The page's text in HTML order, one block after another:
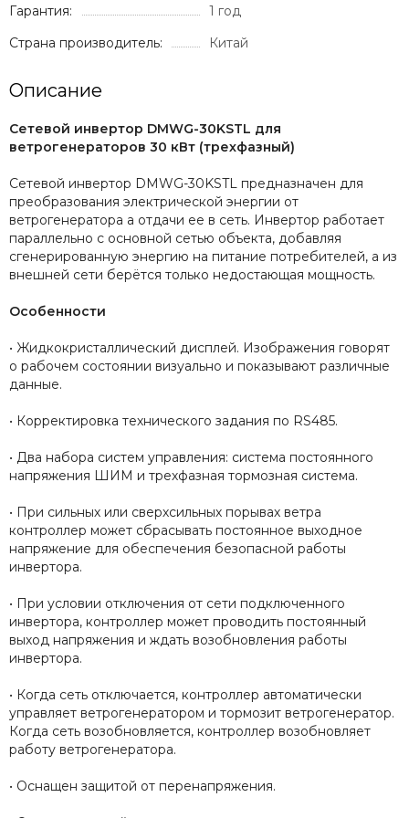
Гарантия:
1 год
Страна производитель:
Китай
Описание
Сетевой инвертор DMWG-30KSTL для
ветрогенераторов 30 кВт (трехфазный)
Сетевой инвертор DMWG-30KSTL предназначен для
преобразования электрической энергии от
ветрогенератора а отдачи ее в сеть. Инвертор работает
параллельно с основной сетью объекта, добавляя
сгенерированную энергию на питание потребителей, а из
внешней сети берётся только недостающая мощность.
Особенности
• Жидкокристаллический дисплей. Изображения говорят
о рабочем состоянии визуально и показывают различные
данные.
• Корректировка технического задания по RS485.
• Два набора систем управления: система постоянного
напряжения ШИМ и трехфазная тормозная система.
• При сильных или сверхсильных порывах ветра
контроллер может сбрасывать постоянное выходное
напряжение для обеспечения безопасной работы
инвертора.
• При условии отключения от сети подключенного
инвертора, контроллер может проводить постоянный
выход напряжения и ждать возобновления работы
инвертора.
• Когда сеть отключается, контроллер автоматически
управляет ветрогенератором и тормозит ветрогенератор.
Когда сеть возобновляется, контроллер возобновляет
работу ветрогенератора.
• Оснащен защитой от перенапряжения.